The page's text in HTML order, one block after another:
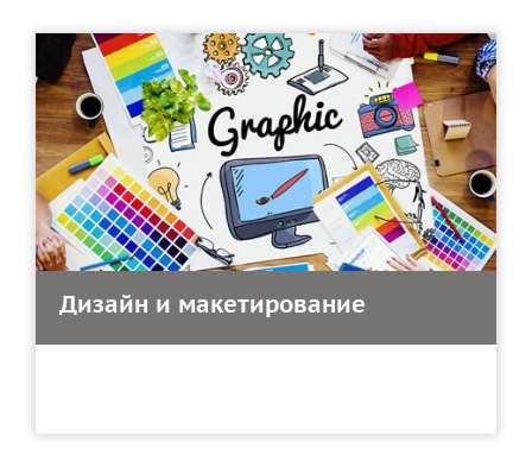
Дизайн и макетирование